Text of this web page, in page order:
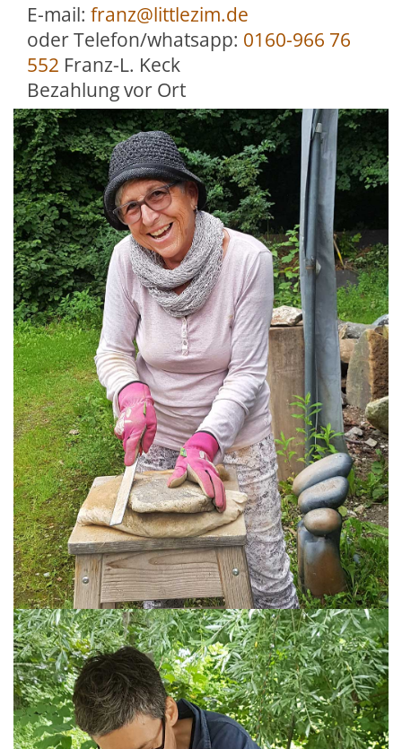
E-mail: franz@littlezim.de
oder Telefon/whatsapp: 0160-966 76
552 Franz-L. Keck
Bezahlung vor Ort